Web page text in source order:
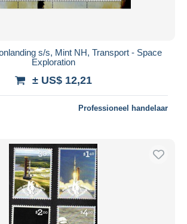
s/s, Mint NH, Transport - Space
Exploration
± US$ 12,21
Professioneel handelaar